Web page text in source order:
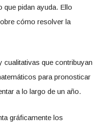
que pidan ayuda. Ello
cómo resolver la
cualitativas que contribuyan
para pronosticar
a lo largo de un año.
gráficamente los